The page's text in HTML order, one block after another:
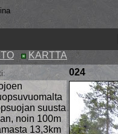
KARTTA
024
suusta
noin 100m
13,3km